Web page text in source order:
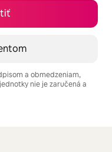
a obmedzeniam,
nie je zaručená a